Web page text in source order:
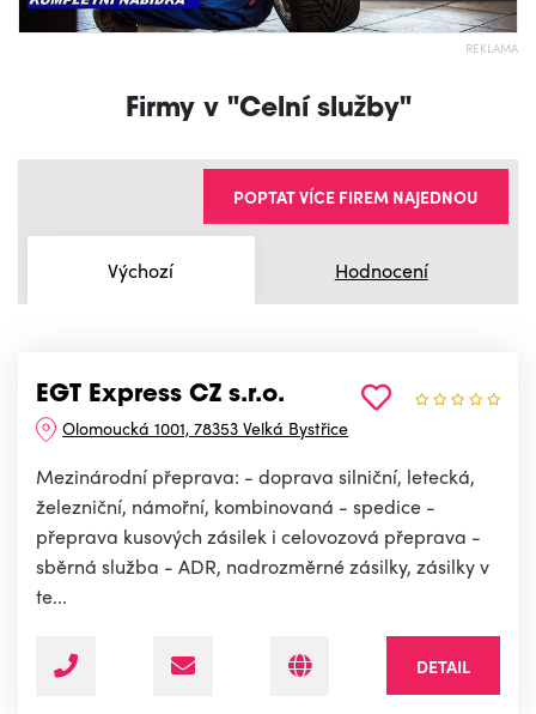
REKLAMA
Firmy v "Celní služby"
Výchozí Hodnocení
POPTAT VÍCE FIREM NAJEDNOU
EGT Express CZ s.r.o.
Olomoucká 1001, 78353 Velká Bystřice
Mezinárodní přeprava: - doprava silniční, letecká,
železniční, námořní, kombinovaná - spedice -
přeprava kusových zásilek i celovozová přeprava -
sběrná služba - ADR, nadrozměrné zásilky, zásilky v
te...
DETAIL